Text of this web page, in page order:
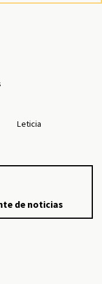
Leticia
de noticias